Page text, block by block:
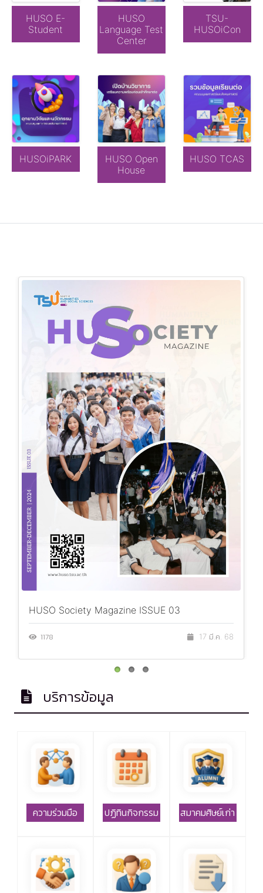
HUSO E-
Student
HUSO
Language Test
Center
TSU-
HUSOiCon
HUSOiPARK
HUSO Open
House
HUSO TCAS
HUSO Society Magazine ISSUE 03
1178 17 มี.ค. 68
บริการข้อมูล
ความร่วมมือ ปฏิทินกิจกรรม สมาคมศิษย์เก่า